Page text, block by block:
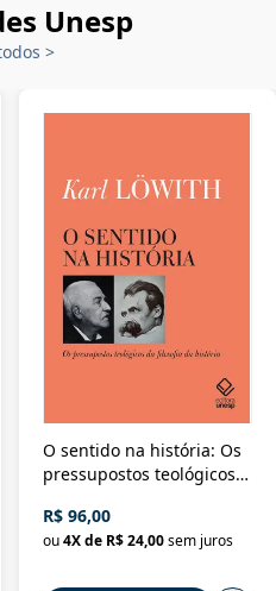
Unesp
>
O sentido na história: Os
pressupostos teológicos
R$ 96,00
ou 4X de R$ 24,00 sem juros